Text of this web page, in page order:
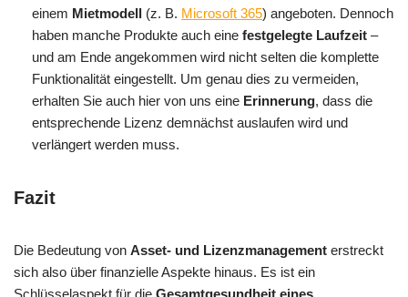
einem Mietmodell (z. B. Microsoft 365) angeboten. Dennoch
haben manche Produkte auch eine festgelegte Laufzeit –
und am Ende angekommen wird nicht selten die komplette
Funktionalität eingestellt. Um genau dies zu vermeiden,
erhalten Sie auch hier von uns eine Erinnerung, dass die
entsprechende Lizenz demnächst auslaufen wird und
verlängert werden muss.
Fazit
Die Bedeutung von Asset- und Lizenzmanagement erstreckt
sich also über finanzielle Aspekte hinaus. Es ist ein
Schlüsselaspekt für die Gesamtgesundheit eines